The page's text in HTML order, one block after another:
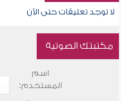
لا توجد تعليقات حتى الآن
مكتبتك الصوتية
اسم
المستخدم: